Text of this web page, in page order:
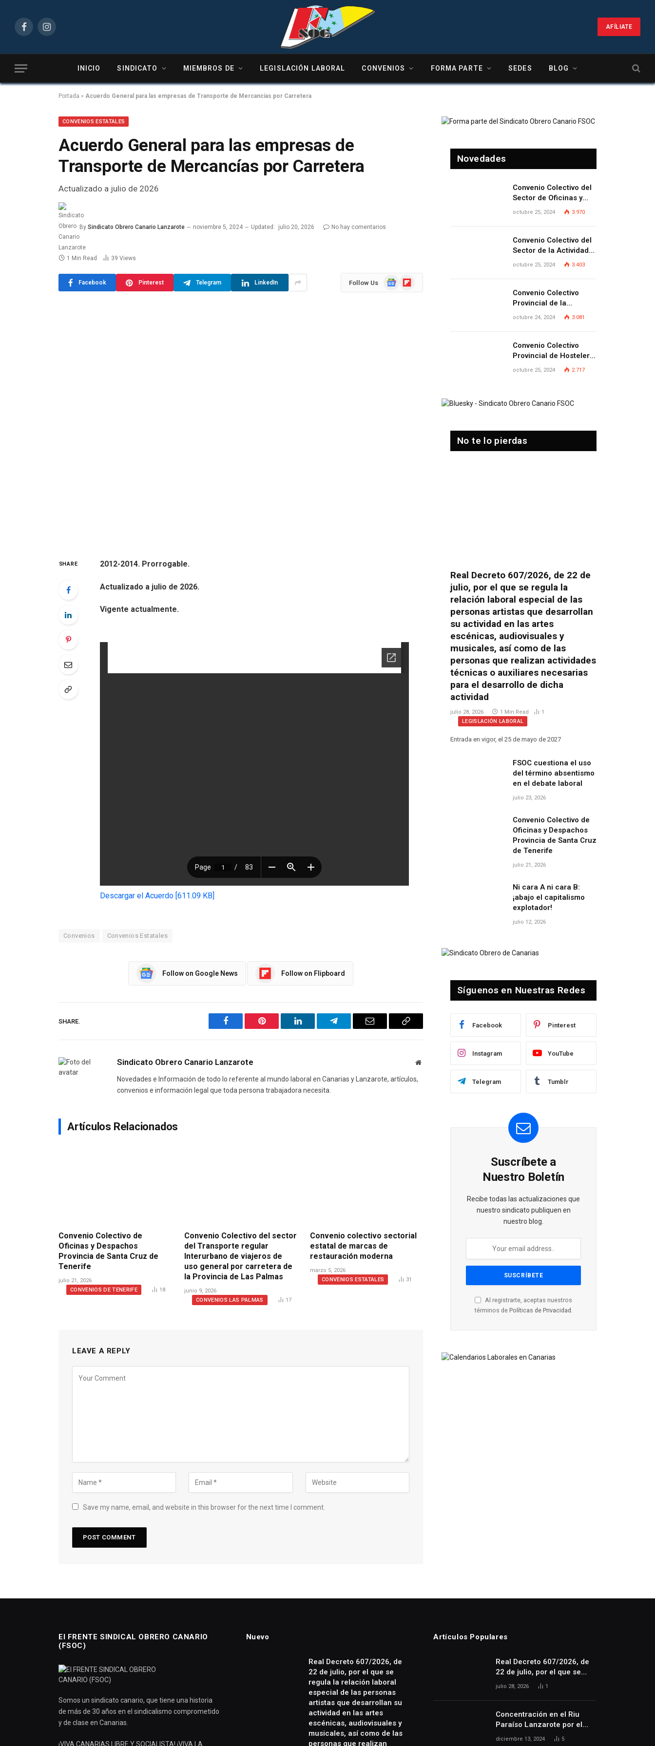
FacebookInstagram
AFÍLIATE
INICIO SINDICATO MIEMBROS DE LEGISLACIÓN LABORAL CONVENIOS FORMA PARTE SEDES BLOG
Portada » Acuerdo General para las empresas de Transporte de Mercancías por Carretera
CONVENIOS ESTATALES
Acuerdo General para las empresas de
Transporte de Mercancías por Carretera
Actualizado a julio de 2026
By Sindicato Obrero Canario Lanzarote noviembre 5, 2024 Updated: julio 20, 2026 No hay comentarios
1 Min Read 39 Views
Facebook Pinterest Telegram LinkedIn Follow Us
GoogleFlipboard
SHARE 2012-2014. Prorrogable.
Actualizado a julio de 2026.
Vigente actualmente.
Descargar el Acuerdo [611.09 KB]
Convenios Convenios Estatales
Follow on Google News Follow on Flipboard
SHARE.
Facebook Pinterest LinkedIn Telegram Email
Copy
Sindicato Obrero Canario Lanzarote Website
Novedades e Información de todo lo referente al mundo laboral en Canarias y Lanzarote, artículos,
convenios e información legal que toda persona trabajadora necesita.
Artículos Relacionados
Convenio Colectivo de
Oficinas y Despachos
Provincia de Santa Cruz de
Tenerife
julio 21, 2026
CONVENIOS DE TENERIFE
18
Convenio Colectivo del sector
del Transporte regular
Interurbano de viajeros de
uso general por carretera de
la Provincia de Las Palmas
junio 9, 2026
CONVENIOS LAS PALMAS
17
Convenio colectivo sectorial
estatal de marcas de
restauración moderna
marzo 5, 2026
CONVENIOS ESTATALES
31
LEAVE A REPLY
Save my name, email, and website in this browser for the next time I comment.
Novedades
Convenio Colectivo del
Sector de Oficinas y
Despachos de la
octubre 25, 2024 3.970
Convenio Colectivo del
Sector de la Actividad
Siderometalúrgica de la
octubre 25, 2024 3.403
Convenio Colectivo
Provincial de la
Pequeña y Mediana
octubre 24, 2024 3.081
Convenio Colectivo
Provincial de Hostelería
de Las Palmas
octubre 25, 2024 2.717
No te lo pierdas
Real Decreto 607/2026, de 22 de
julio, por el que se regula la
relación laboral especial de las
personas artistas que desarrollan
su actividad en las artes
escénicas, audiovisuales y
musicales, así como de las
personas que realizan actividades
técnicas o auxiliares necesarias
para el desarrollo de dicha
actividad
julio 28, 2026 1 Min Read
1
LEGISLACIÓN LABORAL
Entrada en vigor, el 25 de mayo de 2027
FSOC cuestiona el uso
del término absentismo
en el debate laboral
julio 23, 2026
Convenio Colectivo de
Oficinas y Despachos
Provincia de Santa Cruz
de Tenerife
julio 21, 2026
Ni cara A ni cara B:
¡abajo el capitalismo
explotador!
julio 12, 2026
Síguenos en Nuestras Redes
Facebook Pinterest
Instagram YouTube
Telegram Tumblr
Suscríbete a
Nuestro Boletín
Recibe todas las actualizaciones que
nuestro sindicato publiquen en
nuestro blog.
Al registrarte, aceptas nuestros
términos de Políticas de Privacidad .
El FRENTE SINDICAL OBRERO CANARIO
(FSOC)
Somos un sindicato canario, que tiene una historia
de más de 30 años en el sindicalismo comprometido
y de clase en Canarias.
¡VIVA CANARIAS LIBRE Y SOCIALISTA! ¡VIVA LA
Nuevo
Real Decreto 607/2026, de
22 de julio, por el que se
regula la relación laboral
especial de las personas
artistas que desarrollan su
actividad en las artes
escénicas, audiovisuales y
musicales, así como de las
personas que realizan
Artículos Populares
Real Decreto 607/2026, de
22 de julio, por el que se
regula la relación laboral
artistas que desarrollan su
actividad en las artes
escénicas, audiovisuales y
personas que realizan
julio 28, 2026 1
Concentración en el Riu
Paraíso Lanzarote por el
despido injusto de la
diciembre 13, 2024 5